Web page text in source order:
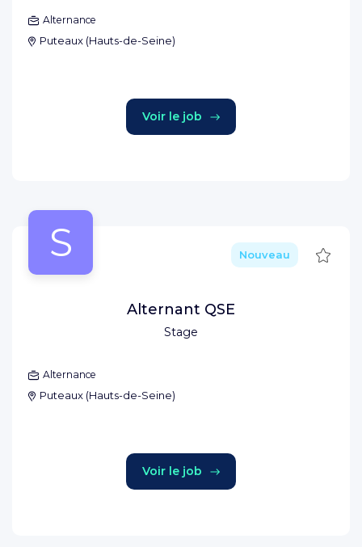
Alternance
Puteaux (Hauts-de-Seine)
Voir le job
S
Stage
Nouveau
Alternant QSE
Alternance
Puteaux (Hauts-de-Seine)
Voir le job